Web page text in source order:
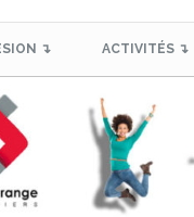
↴ ACTIVITÉS ↴